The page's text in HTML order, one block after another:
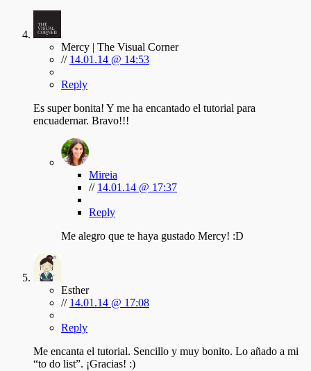
Mercy | The Visual Corner
// 14.01.14 @ 14:53
Reply
Es super bonita! Y me ha encantado el tutorial para
encuadernar. Bravo!!!
Mireia
// 14.01.14 @ 17:37
Reply
Me alegro que te haya gustado Mercy! :D
Esther
// 14.01.14 @ 17:08
Reply
Me encanta el tutorial. Sencillo y muy bonito. Lo añado a mi
“to do list”. ¡Gracias! :)